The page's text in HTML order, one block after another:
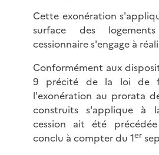
Cette exonération
surface des
cessionnaire s'engage à
Conformément aux
9 précité de la loi de
l'exonération au prorata
construits s'applique à
cession ait été
conclu à compter du 1er